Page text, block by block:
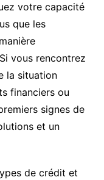
votre capacité
que les
vous rencontrez
la situation
financiers ou
signes de
et un
de crédit et